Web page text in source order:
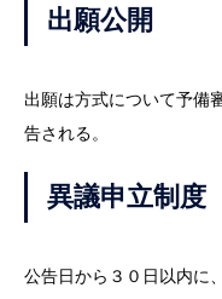
出願公開
出願は方式について予備
告される。
異議申立制度
公告日から３０日以内に